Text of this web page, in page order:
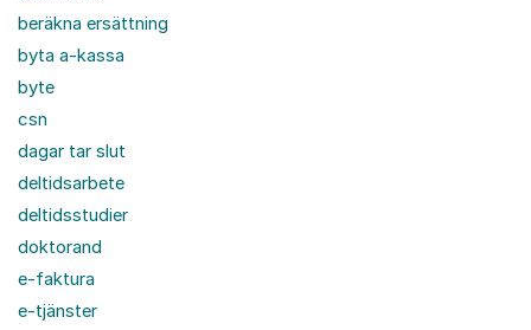
beräkna ersättning
byta a-kassa
byte
csn
dagar tar slut
deltidsarbete
deltidsstudier
doktorand
e-faktura
e-tjänster